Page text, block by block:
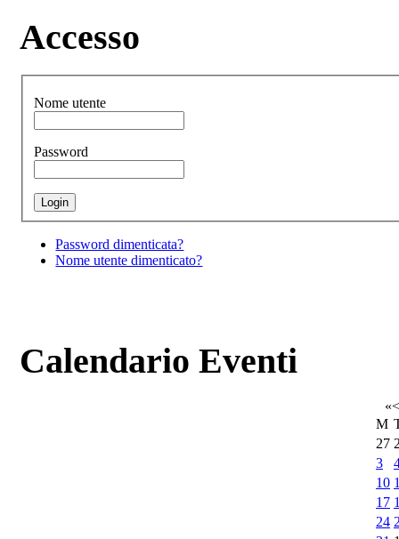
Accesso
Nome utente
Password
Password dimenticata?
Nome utente dimenticato?
Calendario Eventi
«<
M
27
3
10
17
24